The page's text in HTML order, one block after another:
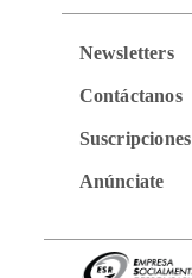
Newsletters
Contáctanos
Suscripciones
Anúnciate